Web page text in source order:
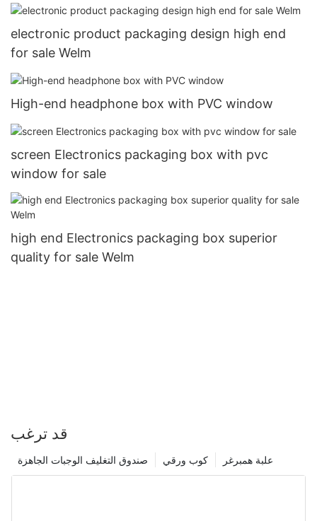
electronic product packaging design high end
for sale Welm
High-end headphone box with PVC window
screen Electronics packaging box with pvc
window for sale
high end Electronics packaging box superior
quality for sale Welm
قد ترغب
علبة همبرغر كوب ورقي صندوق التغليف الوجبات الجاهزة